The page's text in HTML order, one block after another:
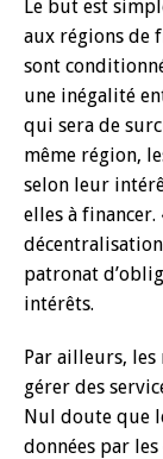
Le but est
aux régions de
sont
une inégalité
qui sera de
même région,
selon leur
elles à financer.
patronat
intérêts.
Par ailleurs, les
gérer des
Nul doute que
données par